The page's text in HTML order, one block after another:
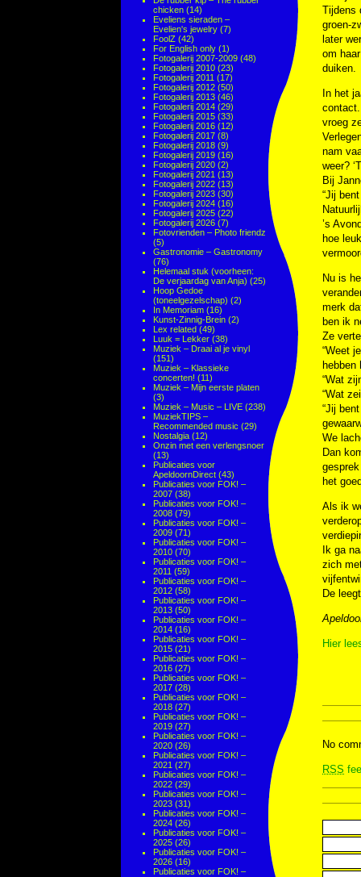
chicken (14)
Eveliens sieraden –
Evelien's jewelry (7)
FoolZ (42)
For English only (1)
Fotogalerij 2007-2009 (48)
Fotogalerij 2010 (23)
Fotogalerij 2011 (17)
Fotogalerij 2012 (50)
Fotogalerij 2013 (46)
Fotogalerij 2014 (29)
Fotogalerij 2015 (33)
Fotogalerij 2016 (12)
Fotogalerij 2017 (8)
Fotogalerij 2018 (9)
Fotogalerij 2019 (16)
Fotogalerij 2020 (2)
Fotogalerij 2021 (13)
Fotogalerij 2022 (13)
Fotogalerij 2023 (30)
Fotogalerij 2024 (16)
Fotogalerij 2025 (22)
Fotogalerij 2026 (7)
Fotovrienden – Photo friendz
(5)
Gastronomie – Gastronomy
(76)
Helemaal stuk (voorheen:
De verjaardag van Anja) (25)
Hoop Gedoe
(toneelgezelschap) (2)
In Memoriam (16)
Kunst-Zinnig-Brein (2)
Lex related (49)
Luuk = Lekker (38)
Muziek – Draai al je vinyl
(151)
Muziek – Klassieke
concerten! (11)
Muziek – Mijn eerste platen
(3)
Muziek – Music – LIVE (238)
MuziekTIPS –
Recommended music (29)
Nostalgia (12)
Onzin met een verlengsnoer
(13)
Publicaties voor
ApeldoornDirect (43)
Publicaties voor FOK! –
2007 (38)
Publicaties voor FOK! –
2008 (79)
Publicaties voor FOK! –
2009 (71)
Publicaties voor FOK! –
2010 (70)
Publicaties voor FOK! –
2011 (59)
Publicaties voor FOK! –
2012 (58)
Publicaties voor FOK! –
2013 (50)
Publicaties voor FOK! –
2014 (16)
Publicaties voor FOK! –
2015 (21)
Publicaties voor FOK! –
2016 (27)
Publicaties voor FOK! –
2017 (28)
Publicaties voor FOK! –
2018 (27)
Publicaties voor FOK! –
2019 (27)
Publicaties voor FOK! –
2020 (26)
Publicaties voor FOK! –
2021 (27)
Publicaties voor FOK! –
2022 (29)
Publicaties voor FOK! –
2023 (31)
Publicaties voor FOK! –
2024 (26)
Publicaties voor FOK! –
2025 (26)
Publicaties voor FOK! –
2026 (16)
Publicaties voor FOK! –
Tijdens
groen-
later
om
duiken.
In het
vroeg
nam
weer?
Bij
“Jij
’s
hoe
Nu is
merk
ben ik
Ze
“Weet
hebben
“Wat
“Wat
“Jij
We
Dan
het
Als ik
Ik ga
zich
De
Hier
No
RSS